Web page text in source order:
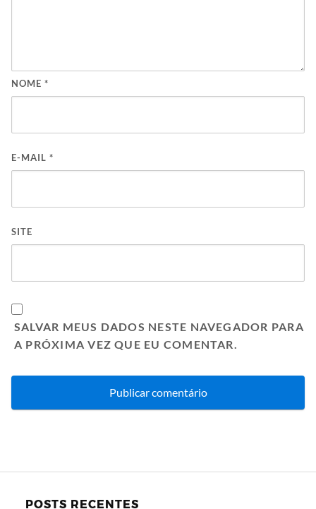
NOME *
E-MAIL *
SITE
SALVAR MEUS DADOS NESTE NAVEGADOR PARA
A PRÓXIMA VEZ QUE EU COMENTAR.
POSTS RECENTES